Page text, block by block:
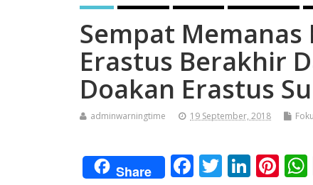
Sempat
Erastus Berakhir
Doakan Erastus
adminwarningtime 19 September, 2018
Share F T Li Pi